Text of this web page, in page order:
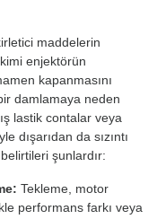
maddelerin
enjektörün
kapanmasını
damlamaya neden
lastik contalar veya
dışarıdan da sızıntı
şunlardır:
Tekleme, motor
performans farkı veya